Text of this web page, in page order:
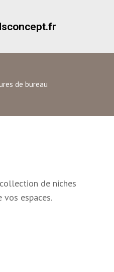
de bureau
de niches
espaces.